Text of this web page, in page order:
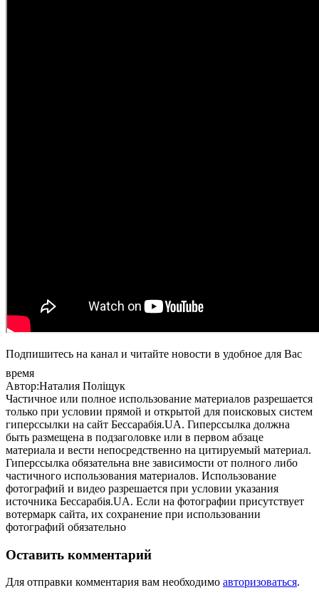
Подпишитесь на канал и читайте новости в удобное для Вас
время
Автор:Наталия Поліщук
Частичное или полное использование материалов разрешается
только при условии прямой и открытой для поисковых систем
гиперссылки на сайт Бессарабія.UA. Гиперссылка должна
быть размещена в подзаголовке или в первом абзаце
материала и вести непосредственно на цитируемый материал.
Гиперссылка обязательна вне зависимости от полного либо
частичного использования материалов. Использование
фотографий и видео разрешается при условии указания
источника Бессарабія.UA. Если на фотографии присутствует
вотермарк сайта, их сохранение при использовании
фотографий обязательно
Оставить комментарий
Для отправки комментария вам необходимо авторизоваться.